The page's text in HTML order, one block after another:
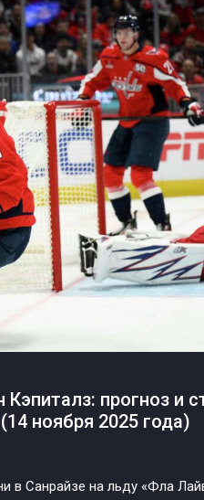
прогноз и
ноября 2025 года)
в Санрайзе на льду «Фла